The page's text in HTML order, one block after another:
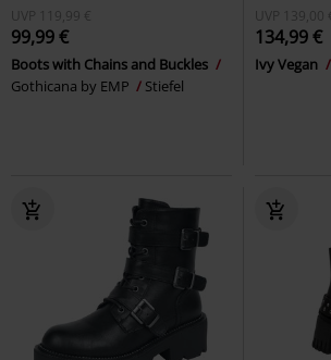
UVP
119,99 €
99,99 €
Boots with Chains and Buckles
Gothicana by EMP
Stiefel
UVP 139,00 €
134,99 €
Ivy Vegan